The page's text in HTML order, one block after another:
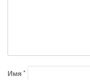
Имя*